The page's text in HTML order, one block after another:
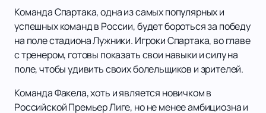
Команда Спартака, одна из самых популярных и
успешных команд в России, будет бороться за победу
на поле стадиона Лужники. Игроки Спартака, во главе
с тренером, готовы показать свои навыки и силу на
поле, чтобы удивить своих болельщиков и зрителей.
Команда Факела, хоть и является новичком в
Российской Премьер Лиге, но не менее амбициозна и